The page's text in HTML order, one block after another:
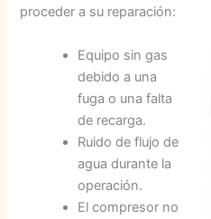
proceder a su reparación:
Equipo sin gas
debido a una
fuga o una falta
de recarga.
Ruido de flujo de
agua durante la
operación.
El compresor no